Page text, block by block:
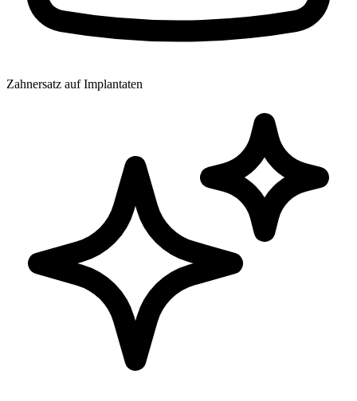
Zahnersatz auf Implantaten